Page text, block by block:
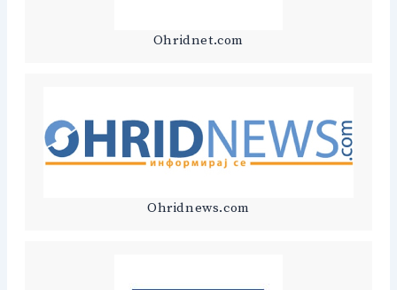
Ohridnet.com
Ohridnews.com